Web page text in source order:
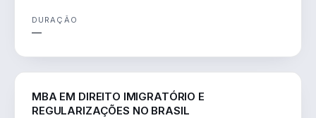
DURAÇÃO
—
MBA EM DIREITO IMIGRATÓRIO E
REGULARIZAÇÕES NO BRASIL